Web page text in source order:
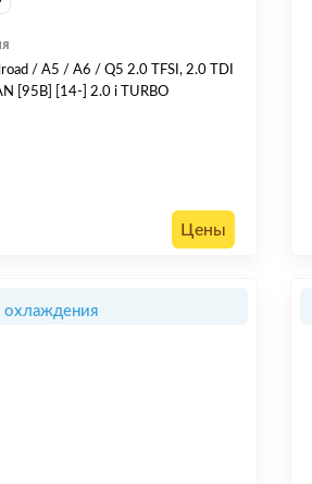
/ A5 / A6 / Q5 2.0 TFSI, 2.0 TDI
[95B] [14-] 2.0 i TURBO
Цены
охлаждения